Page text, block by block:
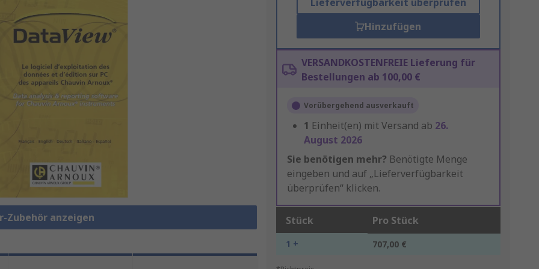
Zubehör anzeigen
Hinzufügen
VERSANDKOSTENFREIE Lieferung für
Bestellungen ab 100,00 €
Vorübergehend ausverkauft
1 Einheit(en) mit Versand ab 26.
August 2026
Sie benötigen mehr? Benötigte Menge
eingeben und auf „Lieferverfügbarkeit
überprüfen“ klicken.
Stück Pro Stück
1 + 707,00 €